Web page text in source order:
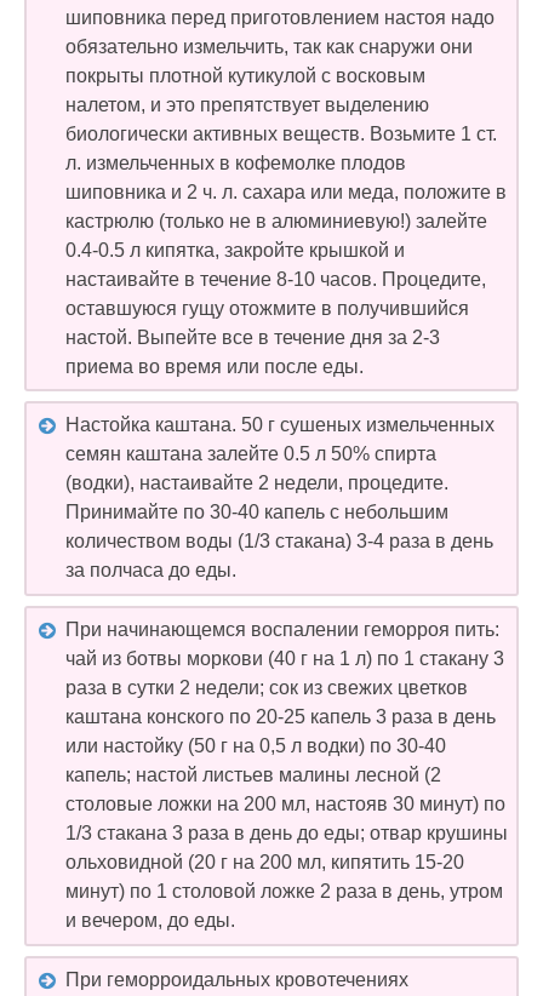
шиповника перед приготовлением настоя надо
обязательно измельчить, так как снаружи они
покрыты плотной кутикулой с восковым
налетом, и это препятствует выделению
биологически активных веществ. Возьмите 1 ст.
л. измельченных в кофемолке плодов
шиповника и 2 ч. л. сахара или меда, положите в
кастрюлю (только не в алюминиевую!) залейте
0.4-0.5 л кипятка, закройте крышкой и
настаивайте в течение 8-10 часов. Процедите,
оставшуюся гущу отожмите в получившийся
настой. Выпейте все в течение дня за 2-3
приема во время или после еды.
Настойка каштана. 50 г сушеных измельченных
семян каштана залейте 0.5 л 50% спирта
(водки), настаивайте 2 недели, процедите.
Принимайте по 30-40 капель с небольшим
количеством воды (1/3 стакана) 3-4 раза в день
за полчаса до еды.
При начинающемся воспалении геморроя пить:
чай из ботвы моркови (40 г на 1 л) по 1 стакану 3
раза в сутки 2 недели; сок из свежих цветков
каштана конского по 20-25 капель 3 раза в день
или настойку (50 г на 0,5 л водки) по 30-40
капель; настой листьев малины лесной (2
столовые ложки на 200 мл, настояв 30 минут) по
1/3 стакана 3 раза в день до еды; отвар крушины
ольховидной (20 г на 200 мл, кипятить 15-20
минут) по 1 столовой ложке 2 раза в день, утром
и вечером, до еды.
При геморроидальных кровотечениях